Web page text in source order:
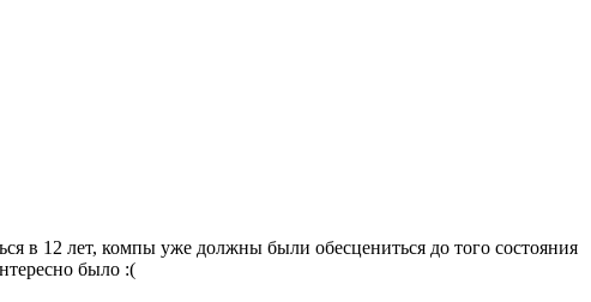
в 12 лет, компы уже должны были обесцениться до того состояния
было :(